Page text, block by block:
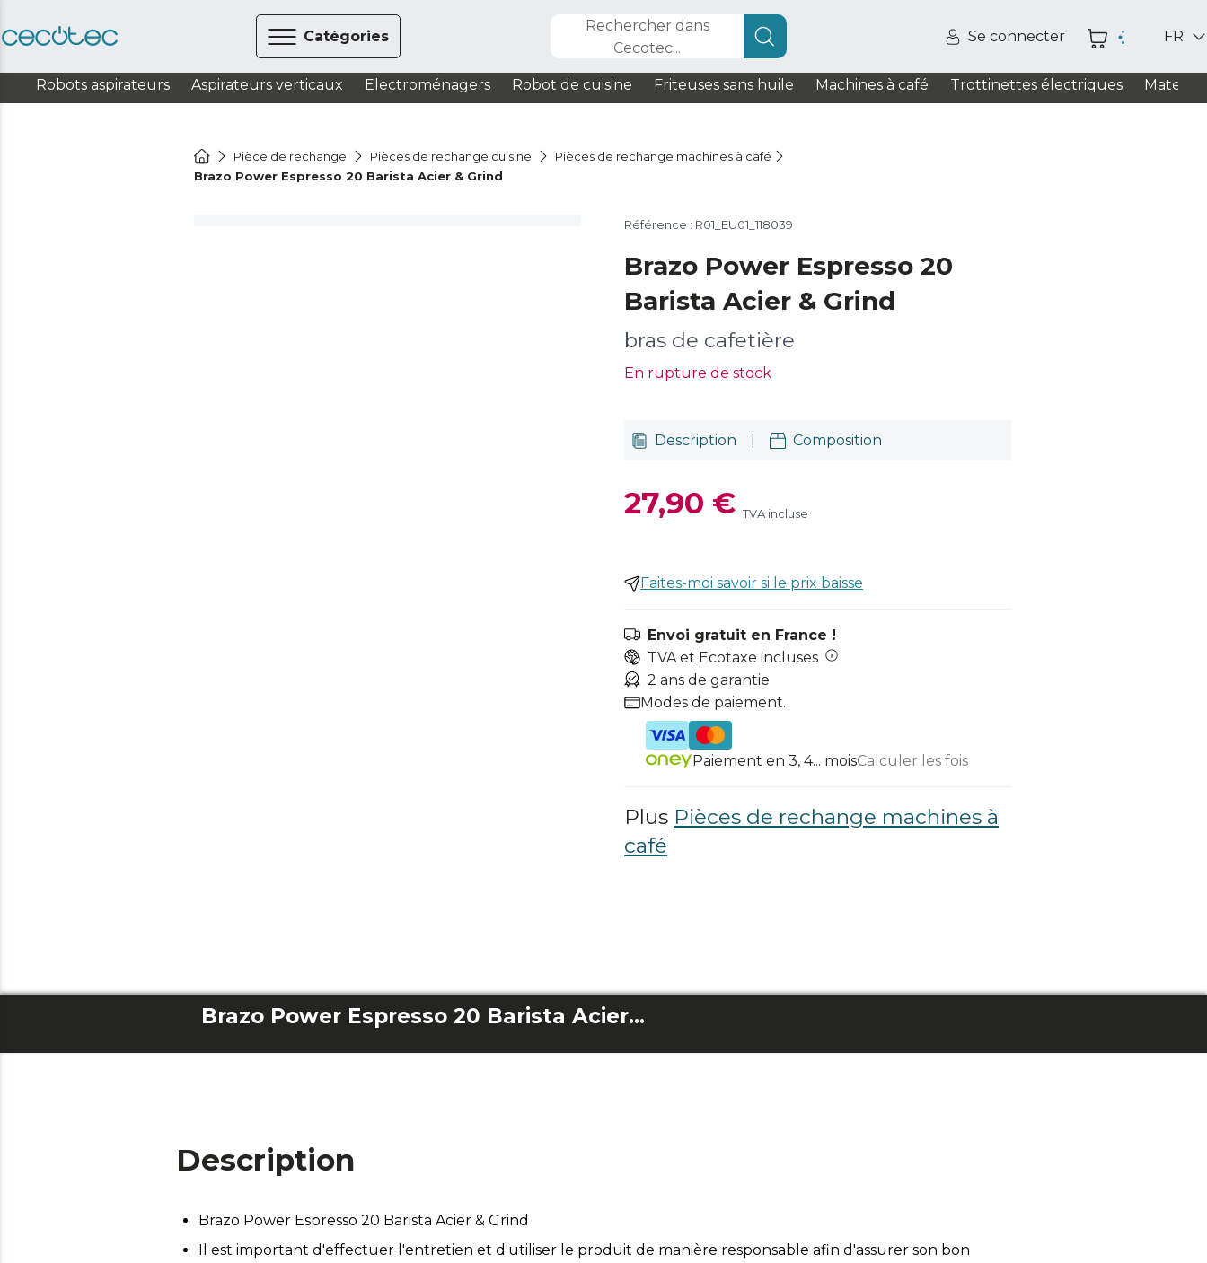
Catégories
Rechercher dans
Cecotec...
Se connecter FR
Robots aspirateurs Aspirateurs verticaux Electroménagers Robot de cuisine Friteuses sans huile Machines à café Trottinettes électriques Matelas
Pièce de rechange Pièces de rechange cuisine
Pièces de rechange machines à café
Brazo Power Espresso 20 Barista Acier & Grind
Référence : R01_EU01_118039
Brazo Power Espresso 20
Barista Acier & Grind
bras de cafetière
En rupture de stock
Description Composition
27,90 € TVA incluse
Faites-moi savoir si le prix baisse
Envoi gratuit en France !
TVA et Ecotaxe incluses
2 ans de garantie
Modes de paiement.
Paiement en 3, 4... moisCalculer les fois
Plus Pièces de rechange machines à
café
Brazo Power Espresso 20 Barista Acier & Grind
Description
Brazo Power Espresso 20 Barista Acier & Grind
Il est important d'effectuer l'entretien et d'utiliser le produit de manière responsable afin d'assurer son bon